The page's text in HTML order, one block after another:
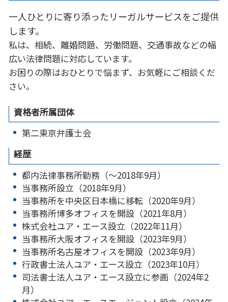
一人ひとりに寄り添ったリーガルサービスをご提供
します。
私は、相続、離婚問題、労働問題、交通事故などの幅
広い法律問題に対応しています。
お困りの際はおひとりで悩まず、お気軽にご相談くだ
さい。
資格者所属団体
第二東京弁護士会
経歴
都内法律事務所勤務（～2018年9月）
当事務所設立（2018年9月）
当事務所を中央区日本橋に移転（2020年9月）
当事務所博多オフィスを開設（2021年8月）
株式会社ユア・エース設立（2022年11月）
当事務所大阪オフィスを開設（2023年9月）
当事務所名古屋オフィスを開設（2023年9月）
行政書士法人ユア・エース設立（2023年10月）
司法書士法人ユア・エース設立に参画（2024年2
月）